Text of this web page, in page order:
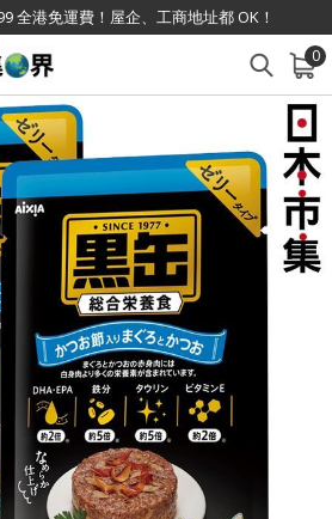
全港免運費！屋企、工商地址都 OK！
0
查看